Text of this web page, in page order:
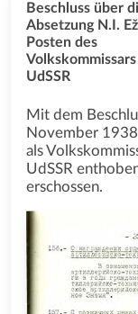
Beschluss über
Absetzung N.I.
Posten des
UdSSR
Mit dem
November
als
UdSSR
erschossen.